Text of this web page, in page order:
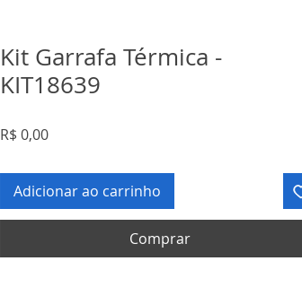
Kit Garrafa Térmica -
KIT18639
R$ 0,00Preço
Adicionar ao carrinho
Comprar